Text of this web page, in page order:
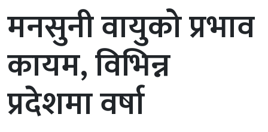
मनसुनी वायुको प्रभाव
कायम, विभिन्न
प्रदेशमा वर्षा